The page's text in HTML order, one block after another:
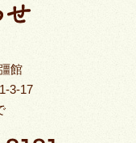
館
3-17